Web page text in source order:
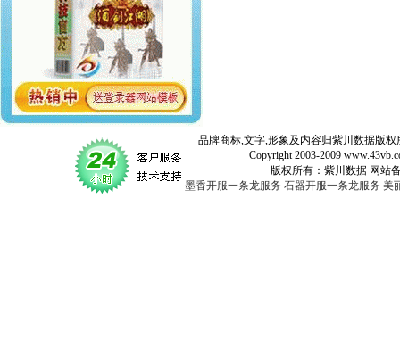
品牌商标,文字,形象及内容归紫川数据版权
Copyright 2003-2009 www.43vb.com
版权所有：紫川数据 网站备案登
墨香开服一条龙服务 石器开服一条龙服务 美